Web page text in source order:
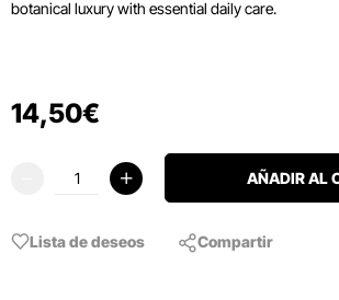
botanical luxury with essential daily care.
14,50€
AÑADIR AL
Lista de deseos Compartir